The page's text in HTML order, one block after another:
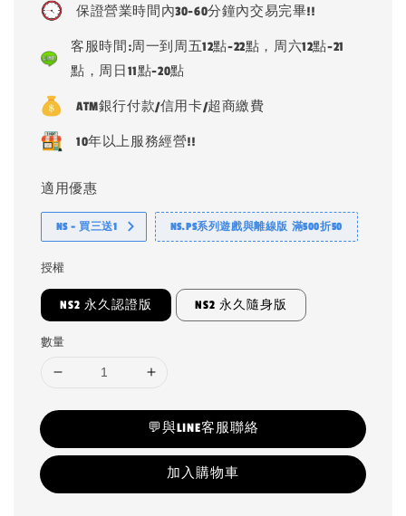
保證營業時間內30-60分鐘內交易完畢!!
客服時間:周一到周五12點-22點，周六12點-21
點，周日11點-20點
ATM銀行付款/信用卡/超商繳費
10年以上服務經營!!
適用優惠
NS - 買三送1 NS.PS系列遊戲與離線版 滿500折50
授權
NS2 永久認證版 NS2 永久隨身版
數量
💬與LINE客服聯絡
加入購物車